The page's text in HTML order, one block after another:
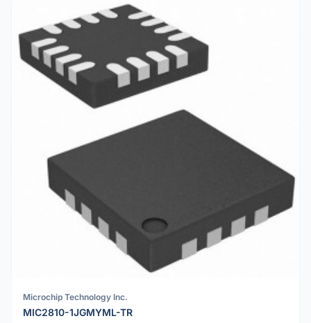
Microchip Technology Inc.
MIC2810-1JGMYML-TR